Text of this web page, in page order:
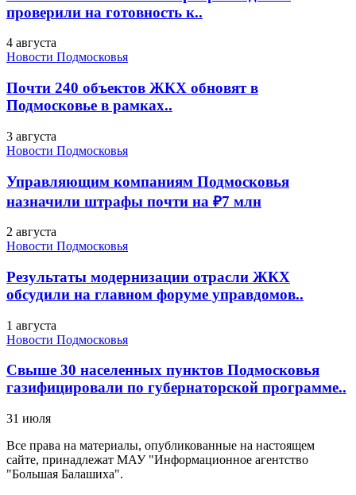
проверили на готовность к..
4 августа
Новости Подмосковья
Почти 240 объектов ЖКХ обновят в
Подмосковье в рамках..
3 августа
Новости Подмосковья
Управляющим компаниям Подмосковья
назначили штрафы почти на ₽7 млн
2 августа
Новости Подмосковья
Результаты модернизации отрасли ЖКХ
обсудили на главном форуме управдомов..
1 августа
Новости Подмосковья
Свыше 30 населенных пунктов Подмосковья
газифицировали по губернаторской программе..
31 июля
Все права на материалы, опубликованные на настоящем
сайте, принадлежат МАУ "Информационное агентство
"Большая Балашиха".